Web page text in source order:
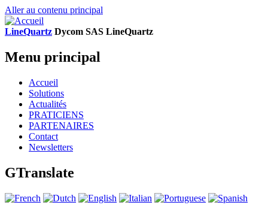
Aller au contenu principal
LineQuartz Dycom SAS LineQuartz
Menu principal
Accueil
Solutions
Actualités
PRATICIENS
PARTENAIRES
Contact
Newsletters
GTranslate